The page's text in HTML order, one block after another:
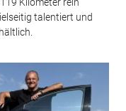
talentiert und